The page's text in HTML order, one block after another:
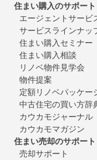
住まい購入のサポート
エージェントサービ
サービスラインナッ
住まい購入セミナー
住まい購入相談
リノベ物件見学会
物件提案
定額リノベパッケー
中古住宅の買い方辞
カウカモジャーナル
カウカモマガジン
住まい売却のサポート
売却サポート